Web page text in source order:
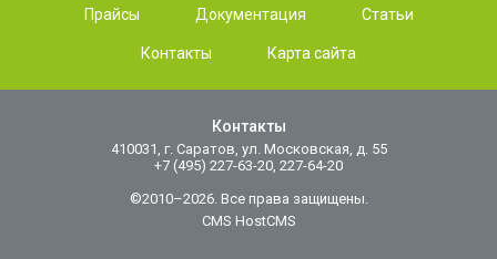
Прайсы Документация Статьи
Контакты Карта сайта
Контакты
410031, г. Саратов, ул. Московская, д. 55
+7 (495) 227-63-20, 227-64-20
©2010–2026. Все права защищены.
CMS HostCMS